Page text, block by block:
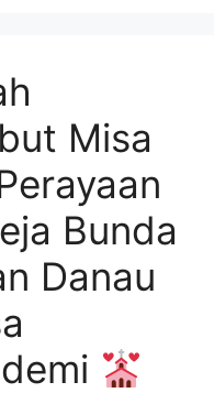
Misa
Bunda
Danau